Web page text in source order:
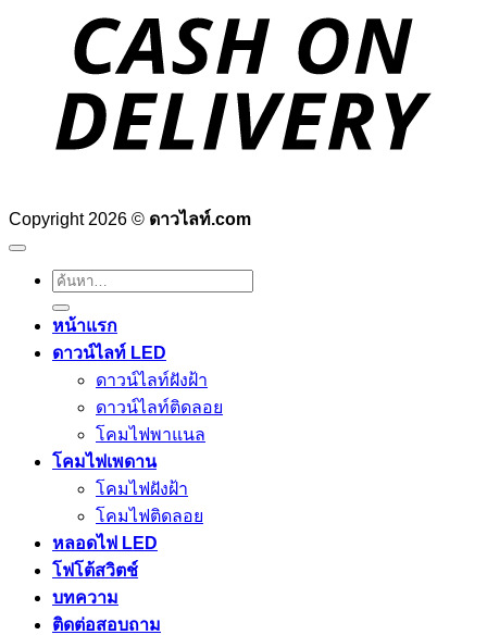
Copyright 2026 © ดาวไลท์.com
ค้นหา:
หน้าแรก
ดาวน์ไลท์ LED
ดาวน์ไลท์ฝังฝ้า
ดาวน์ไลท์ติดลอย
โคมไฟพาแนล
โคมไฟเพดาน
โคมไฟฝังฝ้า
โคมไฟติดลอย
หลอดไฟ LED
โฟโต้สวิตช์
บทความ
ติดต่อสอบถาม